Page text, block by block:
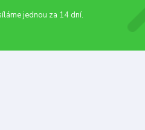
jednou za 14 dní.